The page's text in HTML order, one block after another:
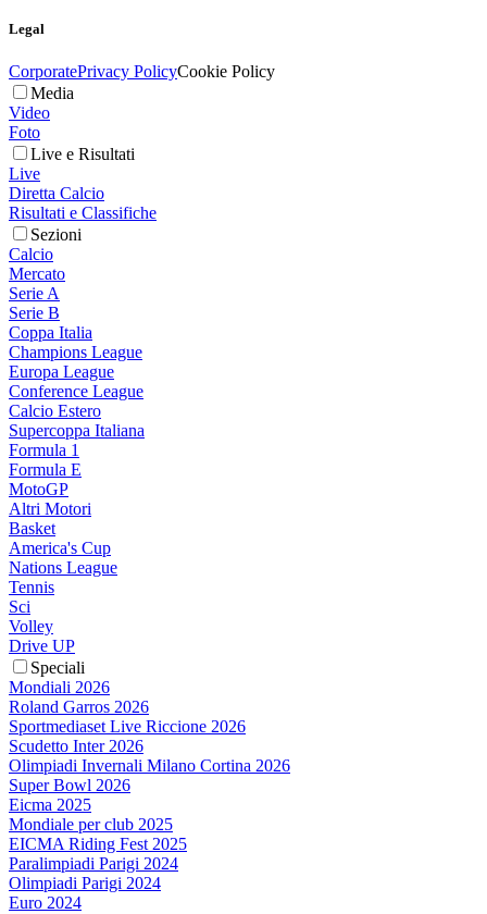
Legal
CorporatePrivacy PolicyCookie Policy
Media
Video
Foto
Live e Risultati
Live
Diretta Calcio
Risultati e Classifiche
Sezioni
Calcio
Mercato
Serie A
Serie B
Coppa Italia
Champions League
Europa League
Conference League
Calcio Estero
Supercoppa Italiana
Formula 1
Formula E
MotoGP
Altri Motori
Basket
America's Cup
Nations League
Tennis
Sci
Volley
Drive UP
Speciali
Mondiali 2026
Roland Garros 2026
Sportmediaset Live Riccione 2026
Scudetto Inter 2026
Olimpiadi Invernali Milano Cortina 2026
Super Bowl 2026
Eicma 2025
Mondiale per club 2025
EICMA Riding Fest 2025
Paralimpiadi Parigi 2024
Olimpiadi Parigi 2024
Euro 2024